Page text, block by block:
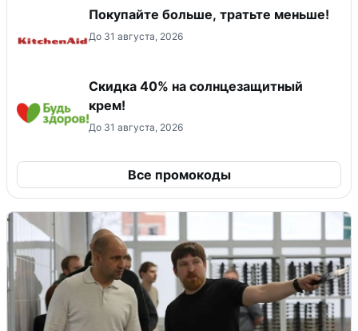
Покупайте больше, тратьте меньше!
До 31 августа, 2026
Скидка 40% на солнцезащитный
крем!
До 31 августа, 2026
Все промокоды